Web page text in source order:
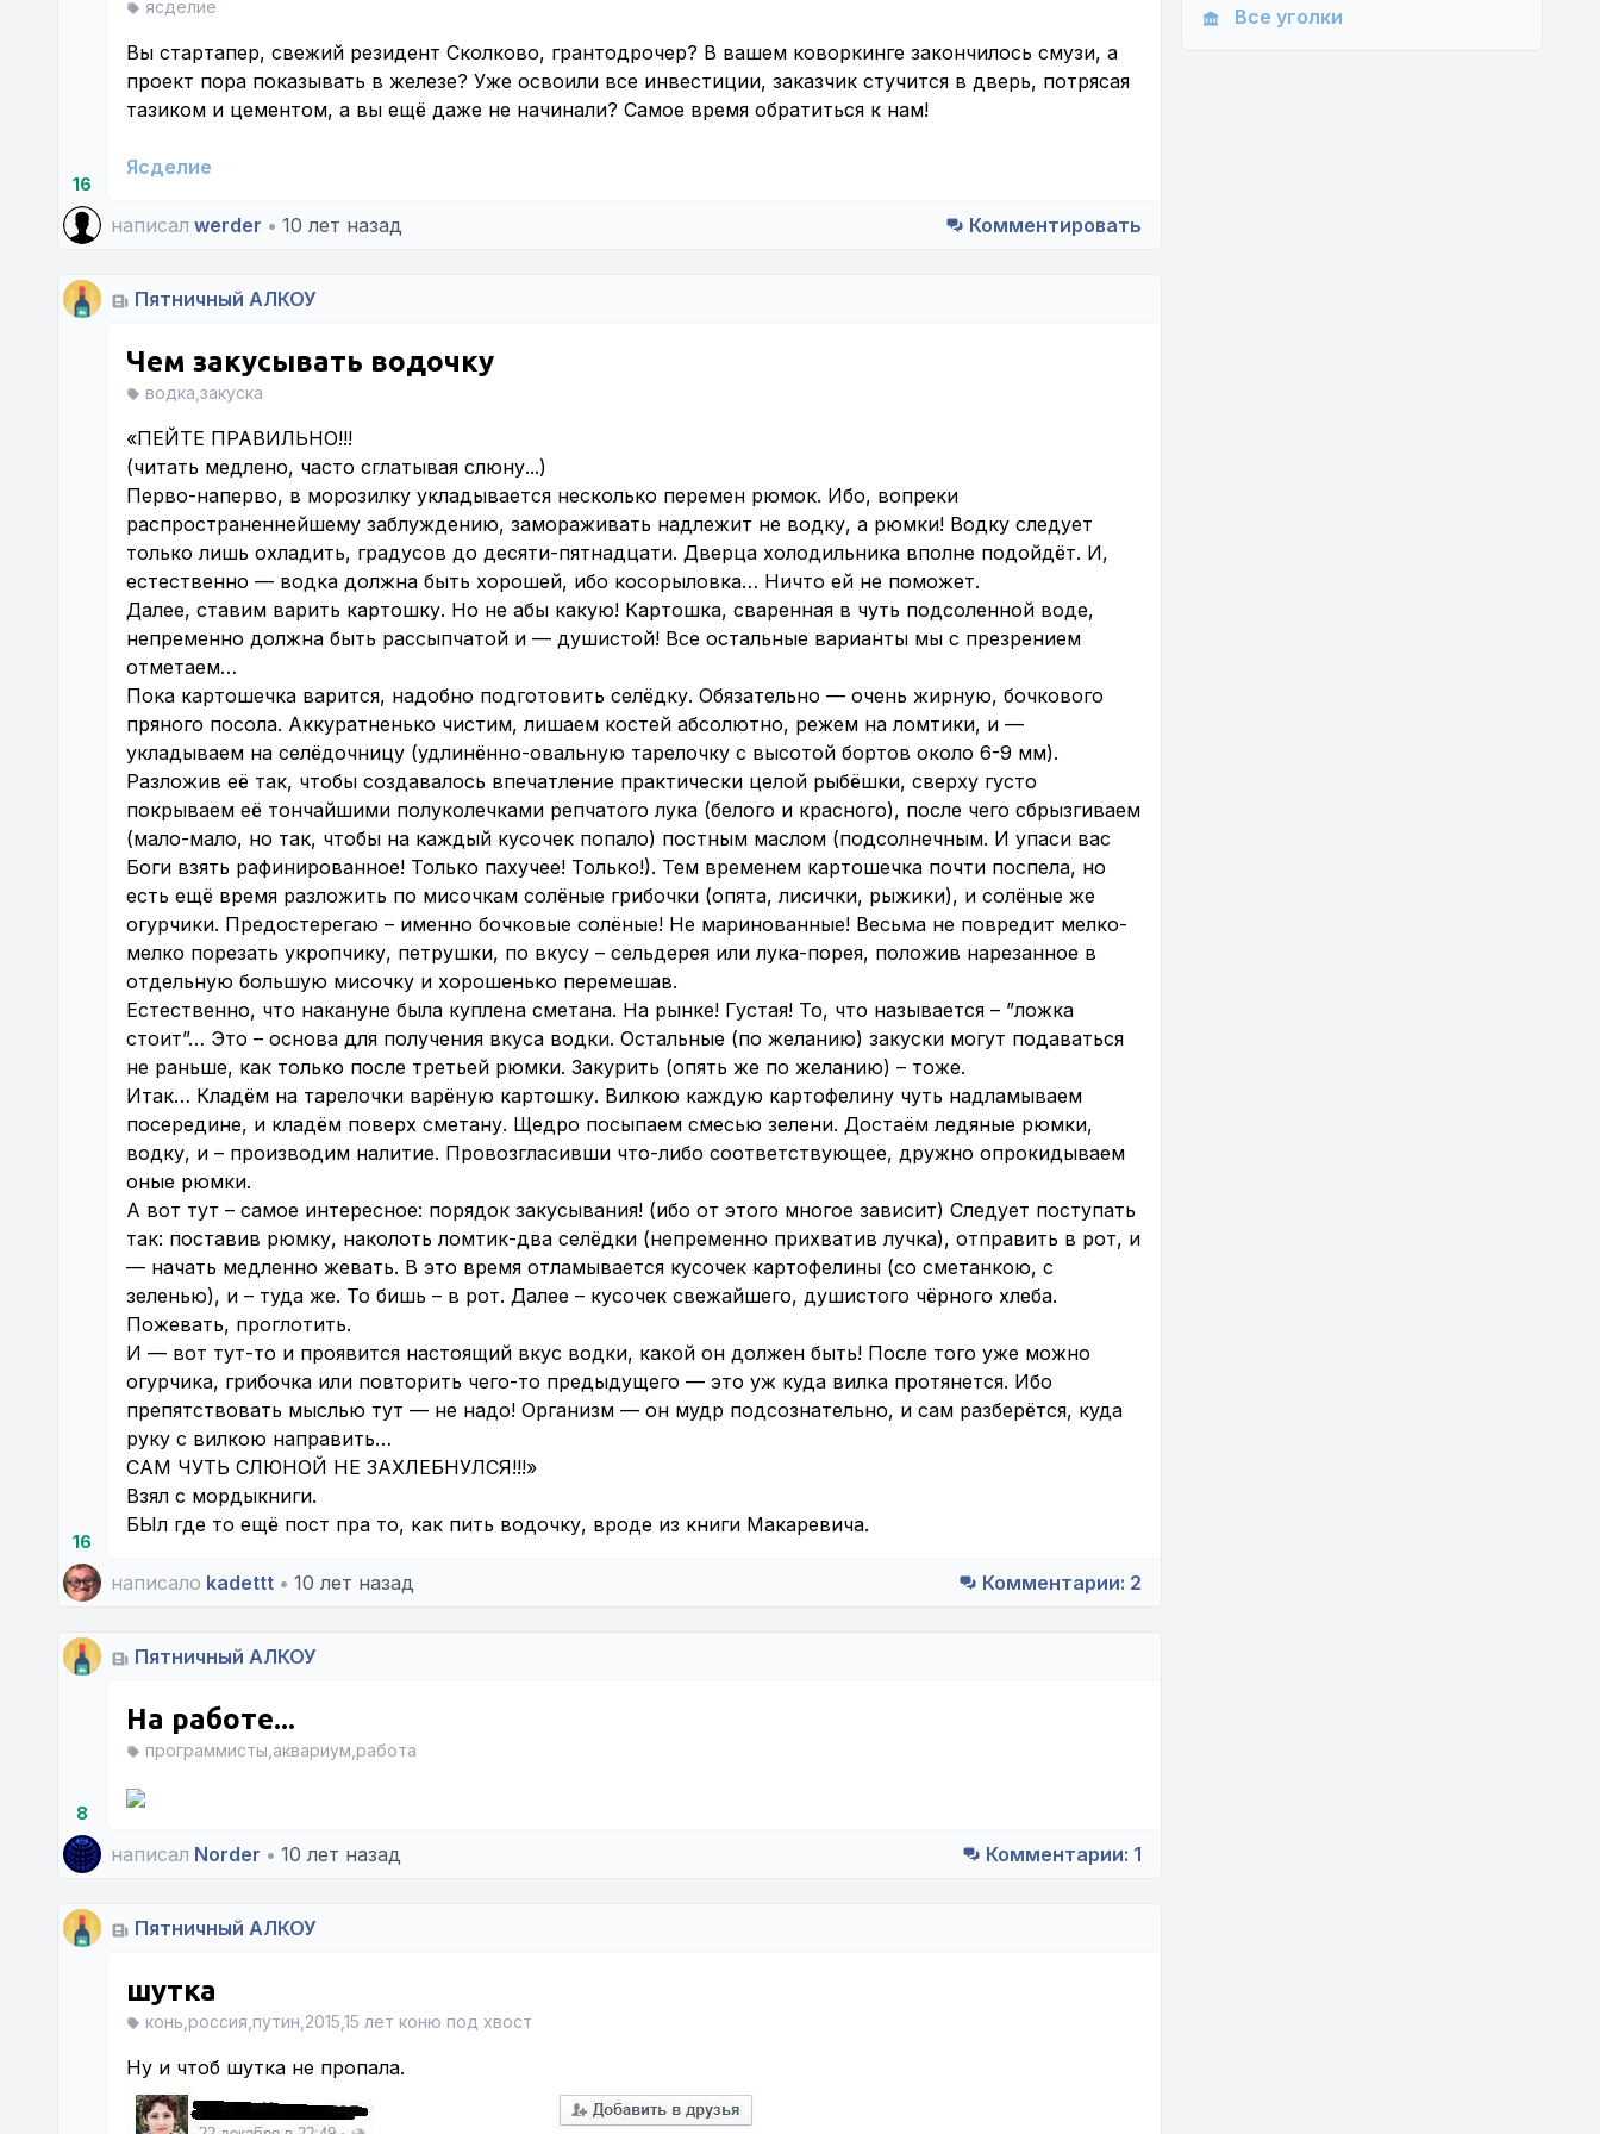
16
ясделие
Вы стартапер, свежий резидент Сколково, грантодрочер? В вашем коворкинге закончилось смузи, а
проект пора показывать в железе? Уже освоили все инвестиции, заказчик стучится в дверь, потрясая
тазиком и цементом, а вы ещё даже не начинали? Самое время обратиться к нам!
Ясделие
написал werder • 10 лет назад Комментировать
Пятничный АЛКОУ
16
Чем закусывать водочку
водка,закуска
«ПЕЙТЕ ПРАВИЛЬНО!!!
(читать медлено, часто сглатывая слюну...)
Перво-наперво, в морозилку укладывается несколько перемен рюмок. Ибо, вопреки
распространеннейшему заблуждению, замораживать надлежит не водку, а рюмки! Водку следует
только лишь охладить, градусов до десяти-пятнадцати. Дверца холодильника вполне подойдёт. И,
естественно — водка должна быть хорошей, ибо косорыловка… Ничто ей не поможет.
Далее, ставим варить картошку. Но не абы какую! Картошка, сваренная в чуть подсоленной воде,
непременно должна быть рассыпчатой и — душистой! Все остальные варианты мы с презрением
отметаем…
Пока картошечка варится, надобно подготовить селёдку. Обязательно — очень жирную, бочкового
пряного посола. Аккуратненько чистим, лишаем костей абсолютно, режем на ломтики, и —
укладываем на селёдочницу (удлинённо-овальную тарелочку с высотой бортов около 6-9 мм).
Разложив её так, чтобы создавалось впечатление практически целой рыбёшки, сверху густо
покрываем её тончайшими полуколечками репчатого лука (белого и красного), после чего сбрызгиваем
(мало-мало, но так, чтобы на каждый кусочек попало) постным маслом (подсолнечным. И упаси вас
Боги взять рафинированное! Только пахучее! Только!). Тем временем картошечка почти поспела, но
есть ещё время разложить по мисочкам солёные грибочки (опята, лисички, рыжики), и солёные же
огурчики. Предостерегаю – именно бочковые солёные! Не маринованные! Весьма не повредит мелко-
мелко порезать укропчику, петрушки, по вкусу – сельдерея или лука-порея, положив нарезанное в
отдельную большую мисочку и хорошенько перемешав.
Естественно, что накануне была куплена сметана. На рынке! Густая! То, что называется – ”ложка
стоит”… Это – основа для получения вкуса водки. Остальные (по желанию) закуски могут подаваться
не раньше, как только после третьей рюмки. Закурить (опять же по желанию) – тоже.
Итак… Кладём на тарелочки варёную картошку. Вилкою каждую картофелину чуть надламываем
посередине, и кладём поверх сметану. Щедро посыпаем смесью зелени. Достаём ледяные рюмки,
водку, и – производим налитие. Провозгласивши что-либо соответствующее, дружно опрокидываем
оные рюмки.
А вот тут – самое интересное: порядок закусывания! (ибо от этого многое зависит) Следует поступать
так: поставив рюмку, наколоть ломтик-два селёдки (непременно прихватив лучка), отправить в рот, и
— начать медленно жевать. В это время отламывается кусочек картофелины (со сметанкою, с
зеленью), и – туда же. То бишь – в рот. Далее – кусочек свежайшего, душистого чёрного хлеба.
Пожевать, проглотить.
И — вот тут-то и проявится настоящий вкус водки, какой он должен быть! После того уже можно
огурчика, грибочка или повторить чего-то предыдущего — это уж куда вилка протянется. Ибо
препятствовать мыслью тут — не надо! Организм — он мудр подсознательно, и сам разберётся, куда
руку с вилкою направить…
САМ ЧУТЬ СЛЮНОЙ НЕ ЗАХЛЕБНУЛСЯ!!!»
Взял с мордыкниги.
БЫл где то ещё пост пра то, как пить водочку, вроде из книги Макаревича.
написало kadettt • 10 лет назад Комментарии: 2
Пятничный АЛКОУ
8
На работе...
программисты,аквариум,работа
написал Norder • 10 лет назад Комментарии: 1
Пятничный АЛКОУ
шутка
конь,россия,путин,2015,15 лет коню под хвост
Ну и чтоб шутка не пропала.
Все уголки